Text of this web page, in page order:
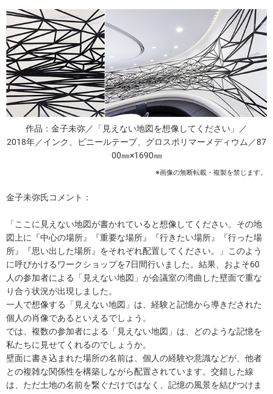
作品：金子未弥／「見えない地図を想像してください」／
2018年／インク、ビニールテープ、グロスポリマーメディウム／87
00㎜×1690㎜
※画像の無断転載・複製を禁じます。
金子未弥氏コメント：
「ここに見えない地図が書かれていると想像してください。その地
図上に『中心の場所』『重要な場所』『行きたい場所』『行った場
所』『思い出した場所』をそれぞれ配置してください。」このよう
に呼びかけるワークショップを7日間行いました。結果、およそ60
人の参加者による「見えない地図」が会議室の湾曲した壁面で重な
り合う状況が出現しました。
一人で想像する「見えない地図」は、経験と記憶から導きだされた
個人の肖像であるといえるでしょう。
では、複数の参加者による「見えない地図」は、どのような記憶を
私たちに見せてくれるのでしょうか。
壁面に書き込まれた場所の名前は、個人の経験や意識などが、他者
との複雑な関係性を構築しながら配置されています。交錯した線
は、ただ土地の名前を繋ぐだけではなく、記憶の風景を結びつけま